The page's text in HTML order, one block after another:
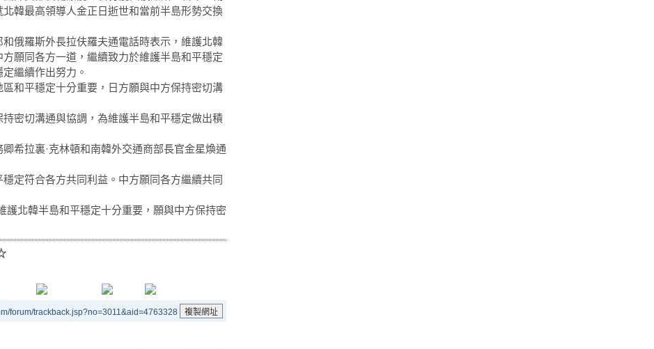
韓最高領導人金正日逝世和當前半島形勢交換
羅斯外長拉伕羅夫通電話時表示，維護北韓
願同各方一道，繼續致力於維護半島和平穩定
繼續作出努力。
平穩定十分重要，日方願與中方保持密切溝
切溝通與協調，為維護半島和平穩定做出積
拉裏·克林頓和南韓外交通商部長官金星煥通
符合各方共同利益。中方願同各方繼續共同
北韓半島和平穩定十分重要，願與中方保持密
forum/trackback.jsp?no=3011&aid=4763328